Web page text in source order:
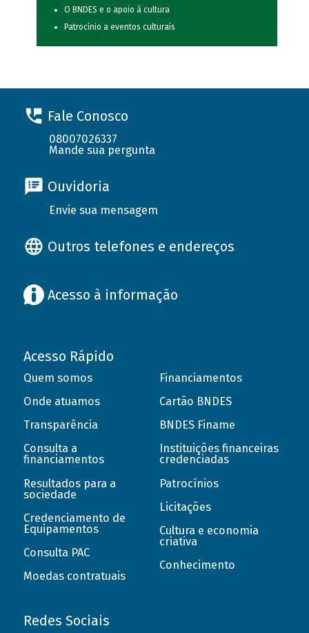
O BNDES e o apoio à cultura
Patrocínio a eventos culturais
Fale Conosco
08007026337
Mande sua pergunta
Ouvidoria
Envie sua mensagem
Outros telefones e endereços
Acesso à informação
Acesso Rápido
Quem somos
Onde atuamos
Transparência
Consulta a
financiamentos
Resultados para a
sociedade
Credenciamento de
Equipamentos
Consulta PAC
Moedas contratuais
Financiamentos
Cartão BNDES
BNDES Finame
Instituições financeiras
credenciadas
Patrocínios
Licitações
Cultura e economia
criativa
Conhecimento
Redes Sociais